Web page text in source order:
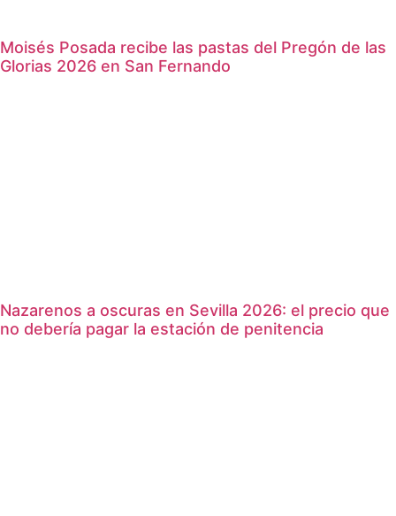
Moisés Posada recibe las pastas del Pregón de las
Glorias 2026 en San Fernando
Nazarenos a oscuras en Sevilla 2026: el precio que
no debería pagar la estación de penitencia